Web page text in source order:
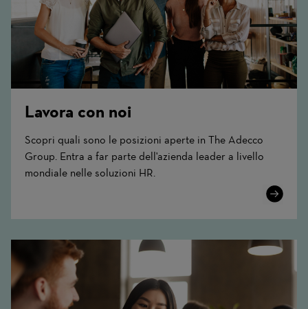
Lavora con noi
Scopri quali sono le posizioni aperte in The Adecco
Group. Entra a far parte dell'azienda leader a livello
mondiale nelle soluzioni HR.
Learn